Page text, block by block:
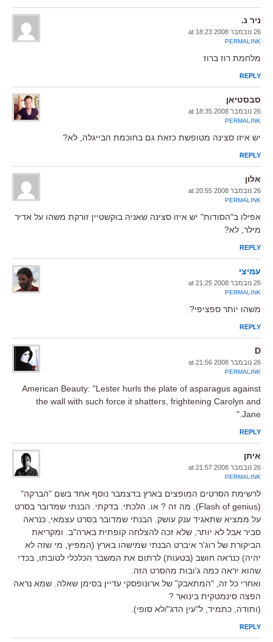
ניר נ.
26 נובמבר 2008 at 18:23
PERMALINK
מלחמת רוז ברוז
REPLY
סבסטיאן
26 נובמבר 2008 at 18:35
PERMALINK
יש איזו סצינה מטופשת כזאת גם בחוכמת הבייגלה, לא?
REPLY
אלון
26 נובמבר 2008 at 20:55
PERMALINK
אפילו ב"הסודות" יש איזו סצינה שאניה בוקשטיין זורקת משהו על אדיר
מילר, לא?
REPLY
עמיצי
26 נובמבר 2008 at 21:25
PERMALINK
משהו יותר ספציפי?
REPLY
D
26 נובמבר 2008 at 21:56
PERMALINK
American Beauty: "Lester hurls the plate of asparagus against
the wall with such force it shatters, frightening Carolyn and
Jane."
REPLY
איתן
26 נובמבר 2008 at 21:57
PERMALINK
לרשימת הסרטים המופצים בארץ בדצמבר נוסף אחד בשם "הברקה"
(Flash of genius). מה זה ? או. הלכתי. בדקתי. הבנתי שמדובר בסרט
על ממציא שתאגיד ענק עושק. הבנתי שמדובר בסרט עצמאי, כנראה
סביר אבל לא יותר, שלא זכה להצלחה קופתית בארה"ב. ומקריאת
הביקורת של רוג'ר איברט הבנתי שמישהו בארץ (המפיץ, מי שזה לא
יהיה) כנראה חושב (בטעות) לרתום את המשבר הכלכלי לטובתו, בכדי
שהוא יראה כמה ג'ובות מהסרט הזה.
ואחרי כל זה, "המתאבק" של ארונופסקי עדיין בסימן שאלה. שמא נראה
הפצה סינמטקית בינואר ?
(ותודה, כתמיד, ל"עין הדג"/לא סופי).
REPLY